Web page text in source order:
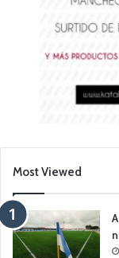
Most Viewed